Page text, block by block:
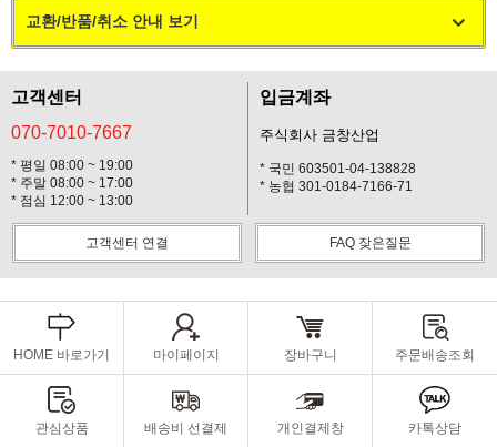
교환/반품/취소 안내 보기
고객센터
070-7010-7667
* 평일 08:00 ~ 19:00
* 주말 08:00 ~ 17:00
* 점심 12:00 ~ 13:00
입금계좌
주식회사 금창산업
* 국민 603501-04-138828
* 농협 301-0184-7166-71
고객센터 연결 FAQ 잦은질문
HOME 바로가기 마이페이지 장바구니 주문배송조회
관심상품 배송비 선결제 개인결제창 카톡상담